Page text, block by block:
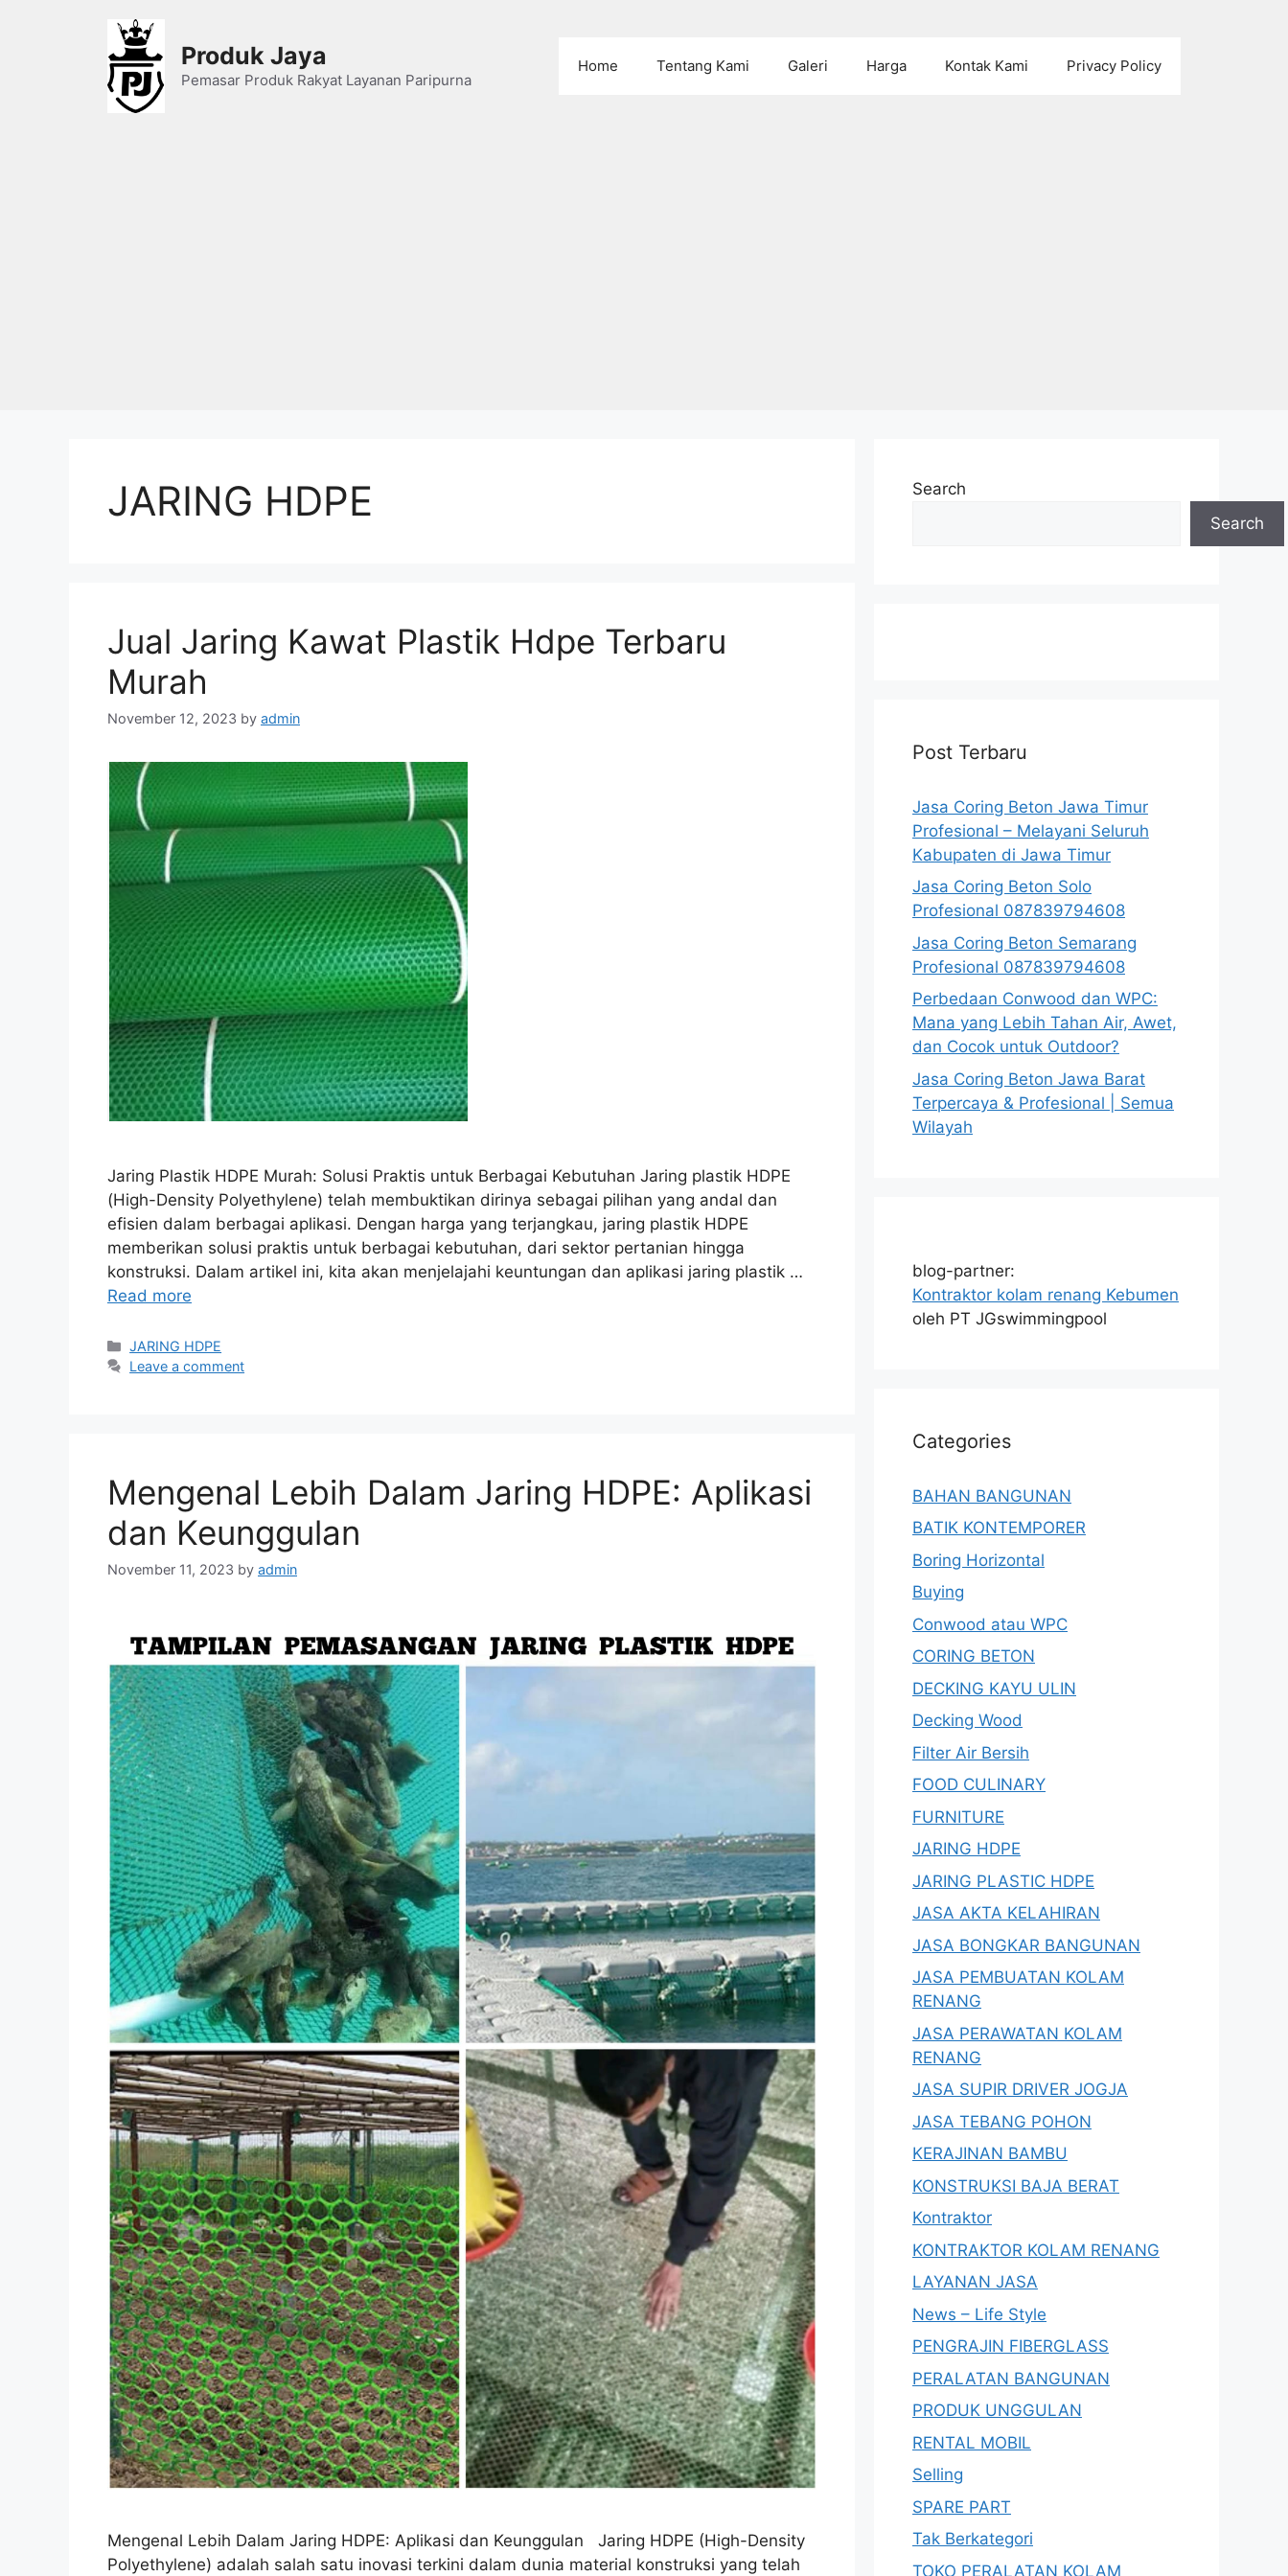
Produk Jaya
Pemasar Produk Rakyat Layanan Paripurna
Home Tentang Kami Galeri Harga Kontak Kami Privacy Policy
JARING HDPE
Jual Jaring Kawat Plastik Hdpe Terbaru
Murah
November 12, 2023 by admin
Jaring Plastik HDPE Murah: Solusi Praktis untuk Berbagai Kebutuhan Jaring plastik HDPE
(High-Density Polyethylene) telah membuktikan dirinya sebagai pilihan yang andal dan
efisien dalam berbagai aplikasi. Dengan harga yang terjangkau, jaring plastik HDPE
memberikan solusi praktis untuk berbagai kebutuhan, dari sektor pertanian hingga
konstruksi. Dalam artikel ini, kita akan menjelajahi keuntungan dan aplikasi jaring plastik …
Read more
Categories
JARING HDPE
Leave a comment
Mengenal Lebih Dalam Jaring HDPE: Aplikasi
dan Keunggulan
November 11, 2023 by admin
Mengenal Lebih Dalam Jaring HDPE: Aplikasi dan Keunggulan Jaring HDPE (High-Density
Polyethylene) adalah salah satu inovasi terkini dalam dunia material konstruksi yang telah
Search
Search
Post Terbaru
Jasa Coring Beton Jawa Timur
Profesional – Melayani Seluruh
Kabupaten di Jawa Timur
Jasa Coring Beton Solo
Profesional 087839794608
Jasa Coring Beton Semarang
Profesional 087839794608
Perbedaan Conwood dan WPC:
Mana yang Lebih Tahan Air, Awet,
dan Cocok untuk Outdoor?
Jasa Coring Beton Jawa Barat
Terpercaya & Profesional | Semua
Wilayah
blog-partner:
Kontraktor kolam renang Kebumen
oleh PT JGswimmingpool
Categories
BAHAN BANGUNAN
BATIK KONTEMPORER
Boring Horizontal
Buying
Conwood atau WPC
CORING BETON
DECKING KAYU ULIN
Decking Wood
Filter Air Bersih
FOOD CULINARY
FURNITURE
JARING HDPE
JARING PLASTIC HDPE
JASA AKTA KELAHIRAN
JASA BONGKAR BANGUNAN
JASA PEMBUATAN KOLAM
RENANG
JASA PERAWATAN KOLAM
RENANG
JASA SUPIR DRIVER JOGJA
JASA TEBANG POHON
KERAJINAN BAMBU
KONSTRUKSI BAJA BERAT
Kontraktor
KONTRAKTOR KOLAM RENANG
LAYANAN JASA
News – Life Style
PENGRAJIN FIBERGLASS
PERALATAN BANGUNAN
PRODUK UNGGULAN
RENTAL MOBIL
Selling
SPARE PART
Tak Berkategori
TOKO PERALATAN KOLAM